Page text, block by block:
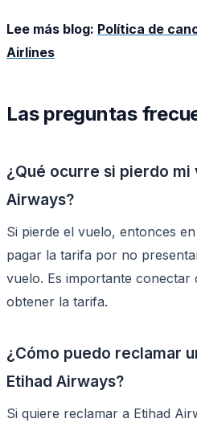
Lee más blog: Política de
Airlines
Las preguntas
¿Qué ocurre si pierdo mi
Airways?
Si pierde el vuelo, entonces
pagar la tarifa por no
vuelo. Es importante conectar
obtener la tarifa.
¿Cómo puedo reclamar
Etihad Airways?
Si quiere reclamar a Etihad